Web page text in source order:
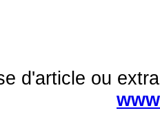
d'article ou